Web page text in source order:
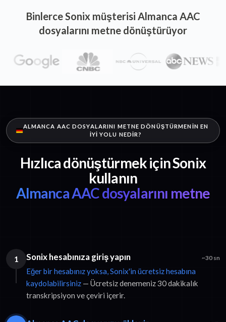
Binlerce Sonix müşterisi Almanca AAC
dosyalarını metne dönüştürüyor
ALMANCA AAC DOSYALARINI METNE DÖNÜŞTÜRMENIN EN
IYI YOLU NEDIR?
Hızlıca dönüştürmek için Sonix
kullanın
Almanca AAC dosyalarını metne
1 Sonix hesabınıza giriş yapın ~30 sn
Eğer bir hesabınız yoksa, Sonix'in ücretsiz hesabına
kaydolabilirsiniz — Ücretsiz denemeniz 30 dakikalık
transkripsiyon ve çeviri içerir.